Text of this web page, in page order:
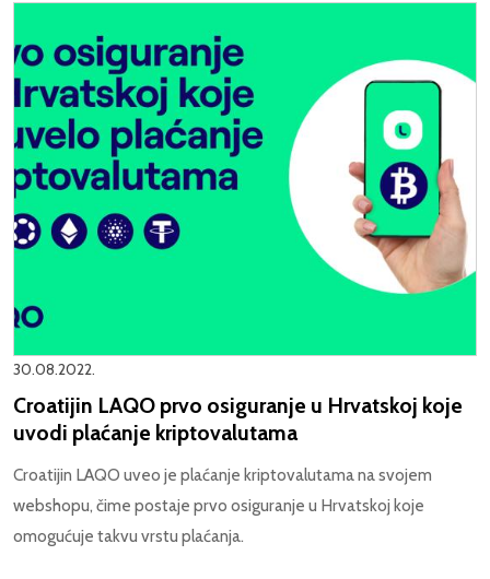
30.08.2022.
Croatijin LAQO prvo osiguranje u Hrvatskoj koje
uvodi plaćanje kriptovalutama
Croatijin LAQO uveo je plaćanje kriptovalutama na svojem
webshopu, čime postaje prvo osiguranje u Hrvatskoj koje
omogućuje takvu vrstu plaćanja.